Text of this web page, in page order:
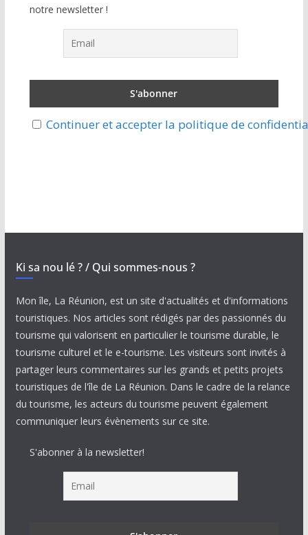
notre newsletter !
Continuer et accepter la politique de
Ki sa nou lé ? / Qui sommes-nous ?
Mon île, La Réunion, est un site d'actualités et d'informations
touristiques. Nos articles sont rédigés par des passionnés du
tourisme qui valorisent en particulier le tourisme durable, le
tourisme culturel et le e-tourisme. Les visiteurs sont invités à
partager leurs commentaires sur les grands et petits projets
touristiques de l'île de La Réunion. Dans le cadre de la relance
du tourisme, les acteurs du tourisme peuvent également
communiquer leurs évènements sur ce site.
S'abonner à la newsletter!